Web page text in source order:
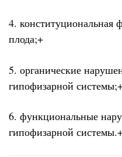
4. конституциональная
плода;+
5. органические
гипофизарной
6. функциональные
гипофизарной